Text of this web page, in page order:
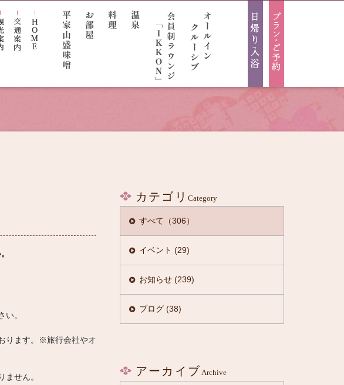
。
ります。※旅行会社やオ
せん。
カテゴリCategory
すべて（306）
イベント (29)
お知らせ (239)
ブログ (38)
アーカイブArchive
日付けから検索